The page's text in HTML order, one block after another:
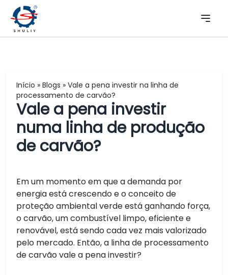
Início » Blogs » Vale a pena investir na linha de
processamento de carvão?
Vale a pena investir
numa linha de produção
de carvão?
Em um momento em que a demanda por
energia está crescendo e o conceito de
proteção ambiental verde está ganhando força,
o carvão, um combustível limpo, eficiente e
renovável, está sendo cada vez mais valorizado
pelo mercado. Então, a linha de processamento
de carvão vale a pena investir?